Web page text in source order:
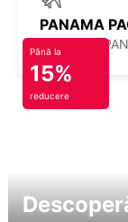
PANAMA
ARRAIJA -
Până la
15%
reducere